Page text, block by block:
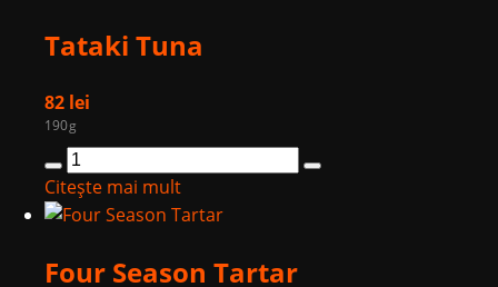
Tataki Tuna
82 lei
190g
Cantitate
Tataki
Tuna
Citește mai mult
Four Season Tartar